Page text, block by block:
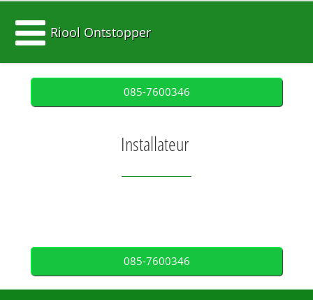
Riool Ontstopper
085-7600346
Installateur
085-7600346